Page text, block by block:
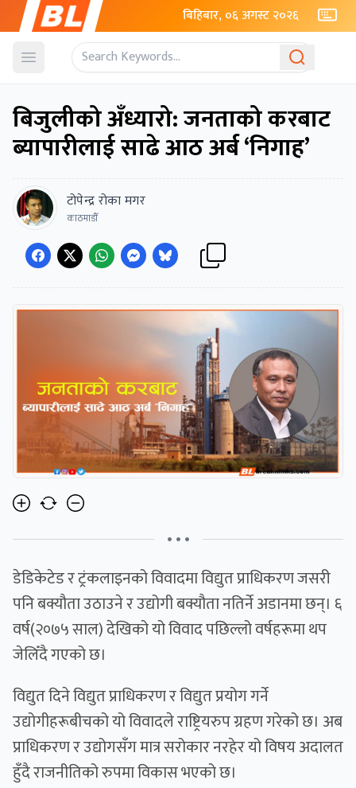
बिहिबार, ०६ अगस्ट २०२६
Open menu
बिजुलीको अँध्यारो: जनताको करबाट
ब्यापारीलाई साढे आठ अर्ब ‘निगाह’
टोपेन्द्र रोका मगर
काठमाडौँ
• • •
डेडिकेटेड र ट्रंकलाइनको विवादमा विद्युत प्राधिकरण जसरी
पनि बक्यौता उठाउने र उद्योगी बक्यौता नतिर्ने अडानमा छन्। ६
वर्ष(२०७५ साल) देखिको यो विवाद पछिल्लो वर्षहरूमा थप
जेलिँदै गएको छ।
विद्युत दिने विद्युत प्राधिकरण र विद्युत प्रयोग गर्ने
उद्योगीहरूबीचको यो विवादले राष्ट्रियरुप ग्रहण गरेको छ। अब
प्राधिकरण र उद्योगसँग मात्र सरोकार नरहेर यो विषय अदालत
हुँदै राजनीतिको रुपमा विकास भएको छ।